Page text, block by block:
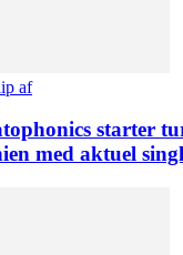
af
starter
med aktuel